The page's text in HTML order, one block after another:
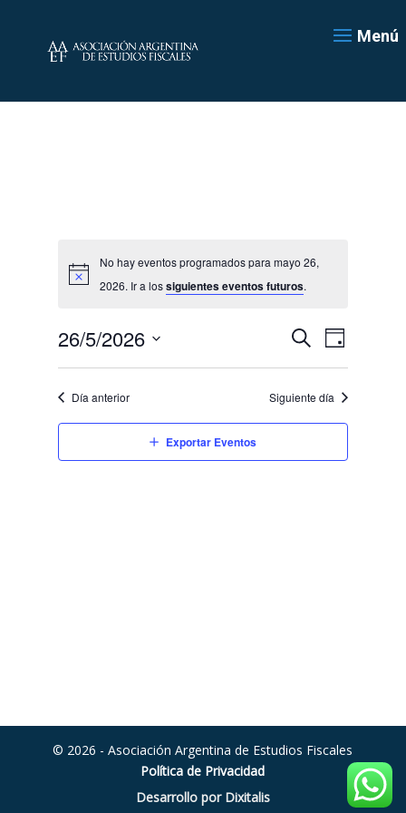
Menú
No hay eventos programados para mayo 26,
2026. Ir a lossiguientes eventos futuros.
Navegación
de
búsqueda
y
vistas
Eventos
de
vistas
Evento
Día
26/5/2026
Día anterior Siguiente día
Exportar Eventos
© 2026 - Asociación Argentina de Estudios Fiscales
Política de Privacidad
Desarrollo por Dixitalis